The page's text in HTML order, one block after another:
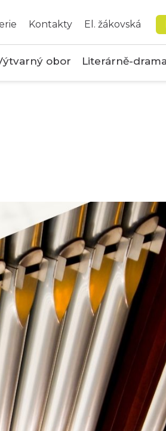
Kontakty El. žákovská
obor Literárně-